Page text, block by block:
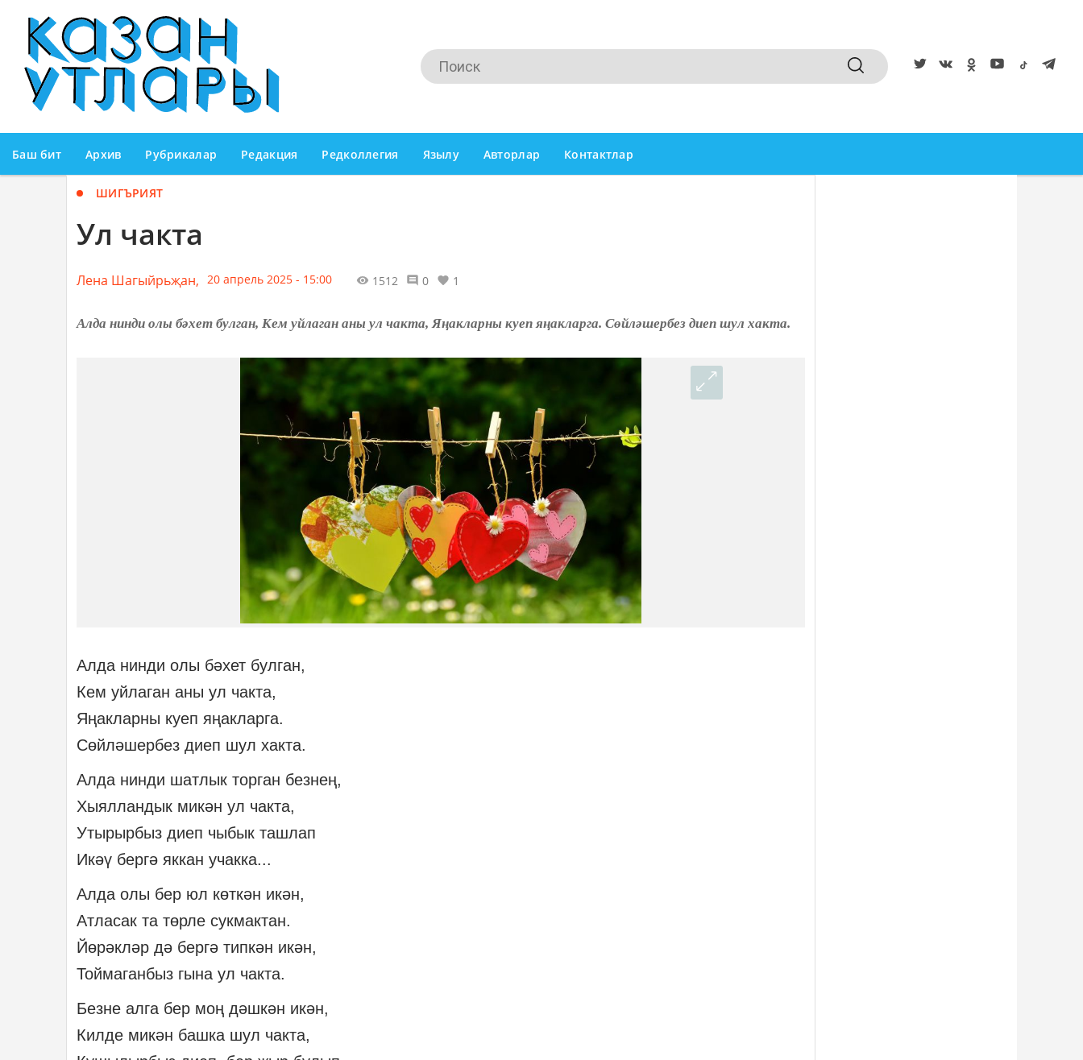
Баш бит Архив Рубрикалар Редакция Редколлегия Язылу Авторлар Контактлар
ШИГЪРИЯТ
Ул чакта
Лена Шагыйрьҗан, 20 апрель 2025 - 15:00 1512 0 1
Алда нинди олы бәхет булган, Кем уйлаган аны ул чакта, Яңакларны куеп яңакларга. Сөйләшербез диеп шул хакта.
Алда нинди олы бәхет булган,
Кем уйлаган аны ул чакта,
Яңакларны куеп яңакларга.
Сөйләшербез диеп шул хакта.
Алда нинди шатлык торган безнең,
Хыялландык микән ул чакта,
Утырырбыз диеп чыбык ташлап
Икәү бергә яккан учакка...
Алда олы бер юл көткән икән,
Атласак та төрле сукмактан.
Йөрәкләр дә бергә типкән икән,
Тоймаганбыз гына ул чакта.
Безне алга бер моң дәшкән икән,
Килде микән башка шул чакта,